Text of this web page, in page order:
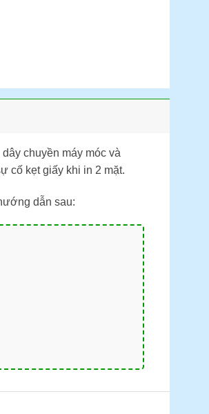
chuyền máy móc và
cố kẹt giấy khi in 2 mặt.
dẫn sau: